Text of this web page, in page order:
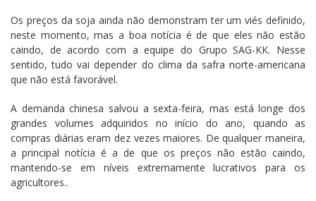
Os preços da soja ainda não demonstram ter um viés definido,
neste momento, mas a boa notícia é de que eles não estão
caindo, de acordo com a equipe do Grupo SAG-KK. Nesse
sentido, tudo vai depender do clima da safra norte-americana
que não está favorável.
A demanda chinesa salvou a sexta-feira, mas está longe dos
grandes volumes adquiridos no início do ano, quando as
compras diárias eram dez vezes maiores. De qualquer maneira,
a principal notícia é a de que os preços não estão caindo,
mantendo-se em níveis extremamente lucrativos para os
agricultores..